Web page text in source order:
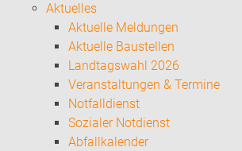
Aktuelles
Aktuelle Meldungen
Aktuelle Baustellen
Landtagswahl 2026
Veranstaltungen & Termine
Notfalldienst
Sozialer Notdienst
Abfallkalender